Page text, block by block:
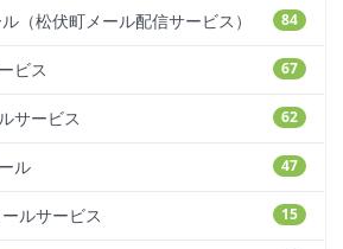
84
（松伏町メール配信サービス）
67
ビス
62
サービス
47
ル
15
ルサービス